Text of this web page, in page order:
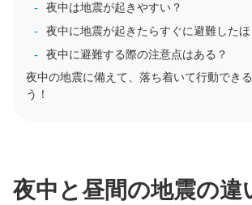
夜中は地震が起きやすい？
夜中に地震が起きたらすぐに避難したほ
夜中に避難する際の注意点はある？
夜中の地震に備えて、落ち着いて行動でき
う！
夜中と昼間の地震の違